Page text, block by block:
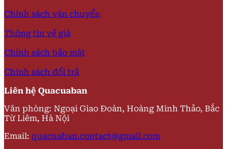
Chính sách vận chuyển
Thông tin về giá
Chính sách bảo mật
Chính sách đổi trả
Liên hệ Quacuaban
Văn phòng: Ngoại Giao Đoàn, Hoàng Minh Thảo, Bắc
Từ Liêm, Hà Nội
Email: quacuaban.contact@gmail.com